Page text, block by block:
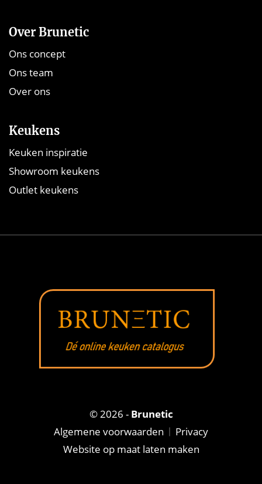
Over Brunetic
Ons concept
Ons team
Over ons
Keukens
Keuken inspiratie
Showroom keukens
Outlet keukens
© 2026 - Brunetic
Algemene voorwaarden
Privacy
Website op maat laten maken